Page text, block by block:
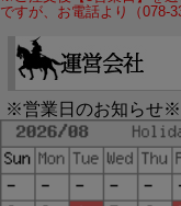
ですが、お電話より（078-
※営業日のお知らせ※